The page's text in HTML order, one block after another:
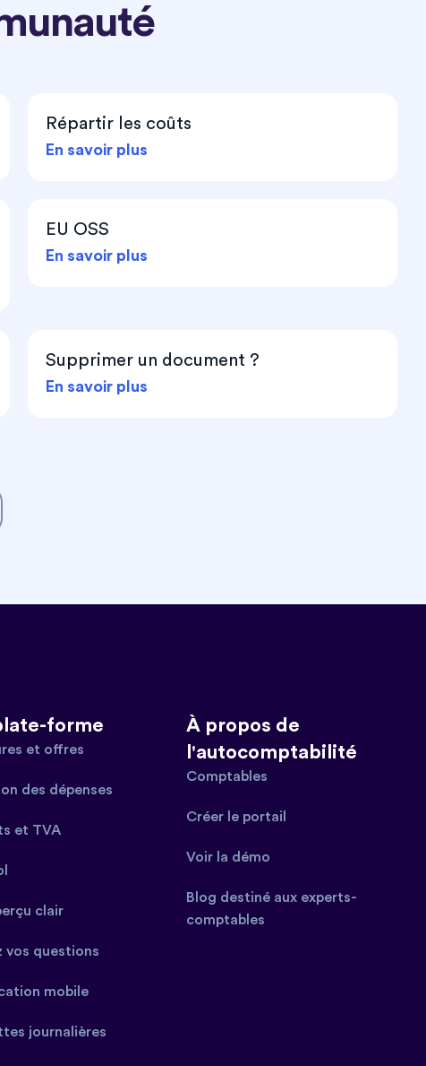
Répartir les coûts
En savoir plus
EU OSS
En savoir plus
Supprimer un document ?
En savoir plus
forme
et offres
des dépenses
et TVA
clair
vos questions
mobile
journalières
À propos de
l'autocomptabilité
Comptables
Créer le portail
Voir la démo
Blog destiné aux experts-
comptables